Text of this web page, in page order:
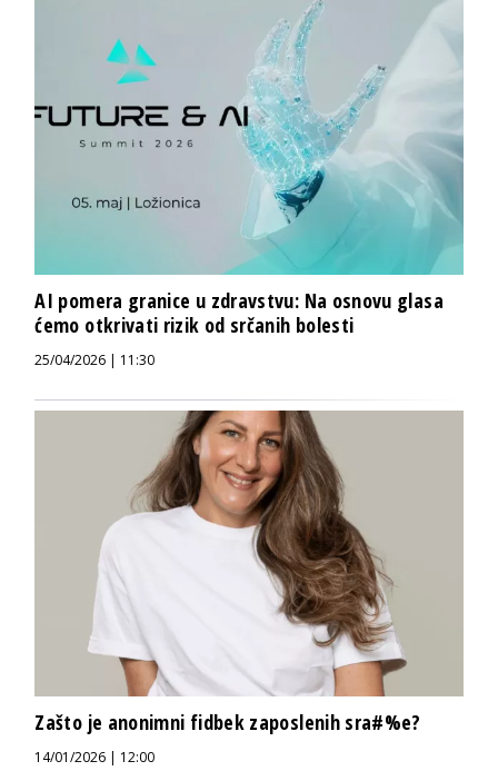
AI pomera granice u zdravstvu: Na osnovu glasa
ćemo otkrivati rizik od srčanih bolesti
25/04/2026 | 11:30
Zašto je anonimni fidbek zaposlenih sra#%e?
14/01/2026 | 12:00